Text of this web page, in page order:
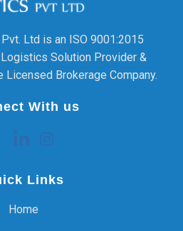
Ltd is an ISO 9001:2015
Solution Provider &
Licensed Brokerage Company.
With us
Links
Home